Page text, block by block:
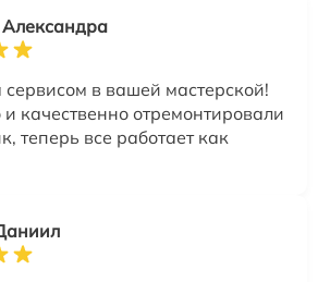
в вашей мастерской!
качественно отремонтировали
теперь все работает как